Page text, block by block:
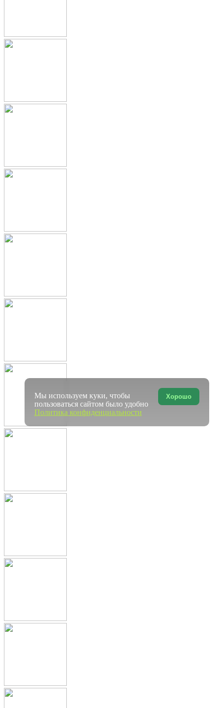
Хорошо
Мы используем куки, чтобы
пользоваться сайтом было удобно
Политика конфиденциальности